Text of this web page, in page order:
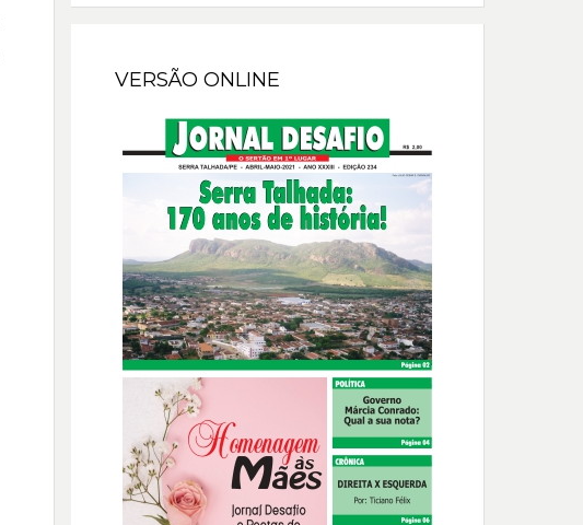
VERSÃO ONLINE